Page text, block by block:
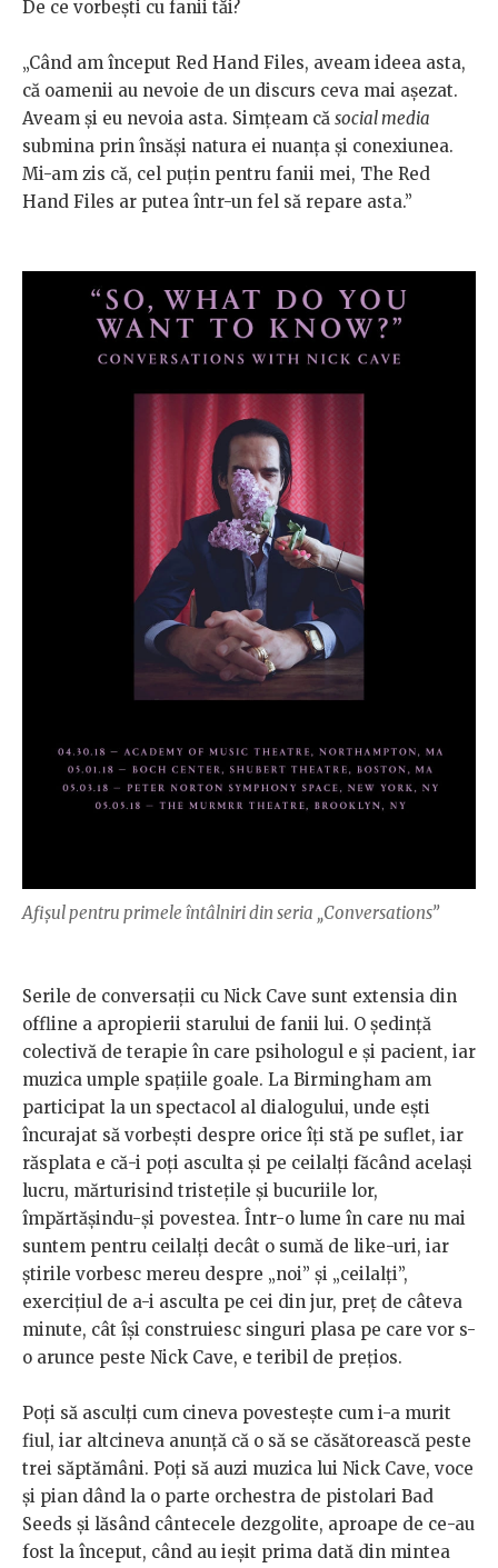
De ce vorbești cu fanii tăi?
„Când am început Red Hand Files, aveam ideea asta,
că oamenii au nevoie de un discurs ceva mai așezat.
Aveam și eu nevoia asta. Simțeam că social media
submina prin însăși natura ei nuanța și conexiunea.
Mi-am zis că, cel puțin pentru fanii mei, The Red
Hand Files ar putea într-un fel să repare asta.”
Afișul pentru primele întâlniri din seria „Conversations”
Serile de conversații cu Nick Cave sunt extensia din
offline a apropierii starului de fanii lui. O ședință
colectivă de terapie în care psihologul e și pacient, iar
muzica umple spațiile goale. La Birmingham am
participat la un spectacol al dialogului, unde ești
încurajat să vorbești despre orice îți stă pe suflet, iar
răsplata e că-i poți asculta și pe ceilalți făcând același
lucru, mărturisind tristețile și bucuriile lor,
împărtășindu-și povestea. Într-o lume în care nu mai
suntem pentru ceilalți decât o sumă de like-uri, iar
știrile vorbesc mereu despre „noi” și „ceilalți”,
exercițiul de a-i asculta pe cei din jur, preț de câteva
minute, cât își construiesc singuri plasa pe care vor s-
o arunce peste Nick Cave, e teribil de prețios.
Poți să asculți cum cineva povestește cum i-a murit
fiul, iar altcineva anunță că o să se căsătorească peste
trei săptămâni. Poți să auzi muzica lui Nick Cave, voce
și pian dând la o parte orchestra de pistolari Bad
Seeds și lăsând cântecele dezgolite, aproape de ce-au
fost la început, când au ieșit prima dată din mintea